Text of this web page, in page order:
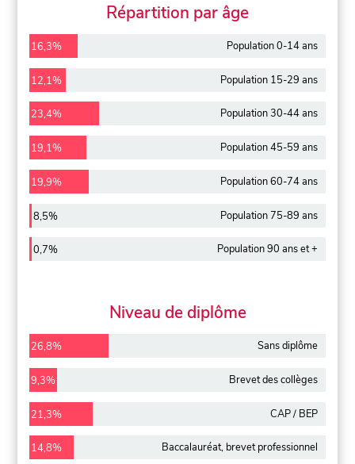
Répartition par âge
16,3% Population 0-14 ans
12,1% Population 15-29 ans
23,4% Population 30-44 ans
19,1% Population 45-59 ans
19,9% Population 60-74 ans
8,5% Population 75-89 ans
0,7% Population 90 ans et +
Niveau de diplôme
26,8% Sans diplôme
9,3% Brevet des collèges
21,3% CAP / BEP
14,8% Baccalauréat, brevet professionnel